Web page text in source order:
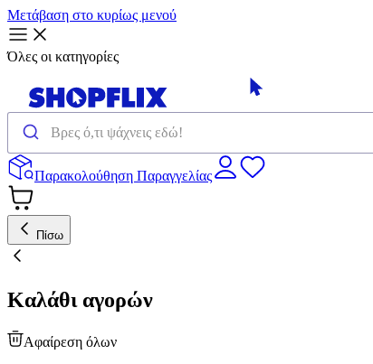
Μετάβαση στο κυρίως μενού
Όλες οι κατηγορίες
Παρακολούθηση Παραγγελίας
Πίσω
Καλάθι αγορών
Αφαίρεση όλων